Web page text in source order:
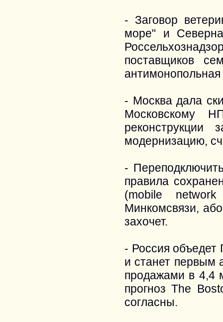
- Заговор
море" и
поставщиков
- Москва дала
Московскому
реконструкции
модернизацию,
-
правила
(mobile
Минкомсвязи,
захочет.
- Россия объедет
и станет первым
продажами в 4,4
прогноз The
согласны.